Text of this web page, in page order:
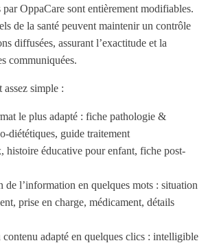
OppaCare sont entièrement modifiables.
de la santé peuvent maintenir un contrôle
diffusées, assurant l’exactitude et la
communiquées.
simple :
le plus adapté : fiche pathologie &
diététiques, guide traitement
histoire éducative pour enfant, fiche post-
de l’information en quelques mots : situation
prise en charge, médicament, détails
contenu adapté en quelques clics : intelligible